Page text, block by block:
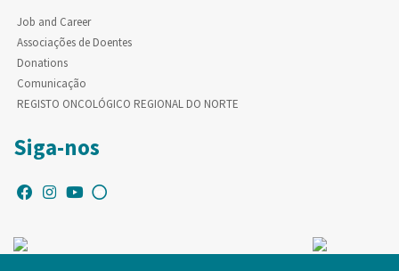
Job and Career
Associações de Doentes
Donations
Comunicação
REGISTO ONCOLÓGICO REGIONAL DO NORTE
Siga-nos